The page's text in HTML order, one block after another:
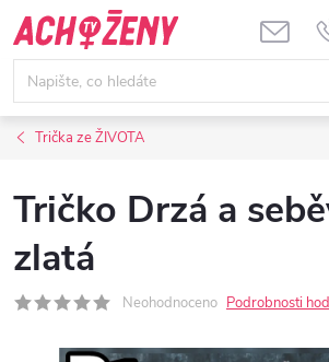
Přejít
na
obsah
Trička ze ŽIVOTA
Tričko Drzá a
zlatá
Neohodnoceno Podrobnosti